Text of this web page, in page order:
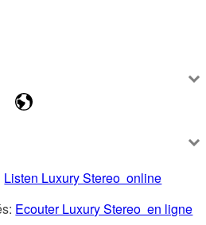
Listen Luxury Stereo  online
Ecouter Luxury Stereo  en ligne